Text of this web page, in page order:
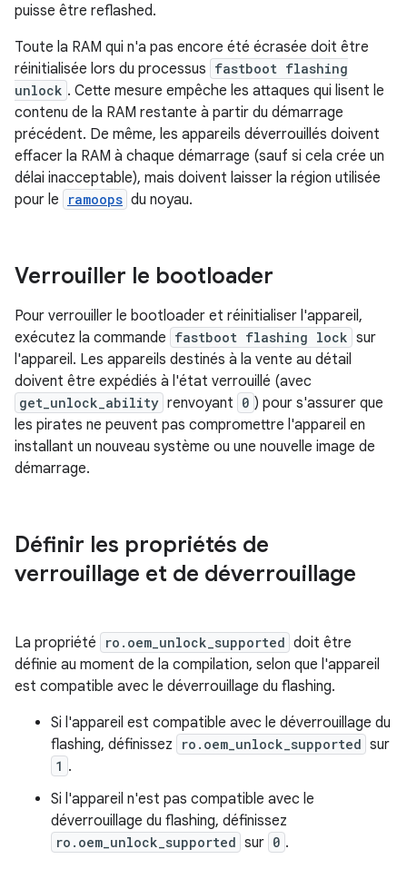
puisse être reflashed.
Toute la RAM qui n'a pas encore été écrasée doit être
réinitialisée lors du processus fastboot flashing
unlock . Cette mesure empêche les attaques qui lisent le
contenu de la RAM restante à partir du démarrage
précédent. De même, les appareils déverrouillés doivent
effacer la RAM à chaque démarrage (sauf si cela crée un
délai inacceptable), mais doivent laisser la région utilisée
pour le
ramoops du noyau.
Verrouiller le bootloader
Pour verrouiller le bootloader et réinitialiser l'appareil,
exécutez la commande fastboot flashing lock sur
l'appareil. Les appareils destinés à la vente au détail
doivent être expédiés à l'état verrouillé (avec
get_unlock_ability renvoyant 0 ) pour s'assurer que
les pirates ne peuvent pas compromettre l'appareil en
installant un nouveau système ou une nouvelle image de
démarrage.
Définir les propriétés de
verrouillage et de déverrouillage
La propriété ro.oem_unlock_supported doit être
définie au moment de la compilation, selon que l'appareil
est compatible avec le déverrouillage du flashing.
Si l'appareil est compatible avec le déverrouillage du
flashing, définissez
ro.oem_unlock_supported sur
1 .
Si l'appareil n'est pas compatible avec le
déverrouillage du flashing, définissez
ro.oem_unlock_supported sur 0 .